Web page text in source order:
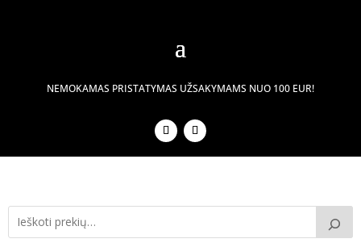
NEMOKAMAS PRISTATYMAS UŽSAKYMAMS NUO 100 EUR!